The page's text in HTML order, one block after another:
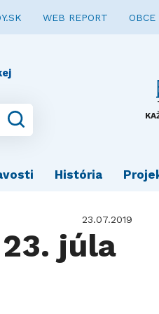
WEB REPORT OBCE
História
23.07.2019
júla